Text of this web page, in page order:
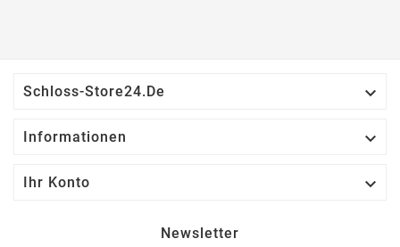
Schloss-Store24.de 
Informationen 
Ihr Konto 
Newsletter